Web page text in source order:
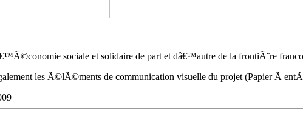
sociale et solidaire de part et dâ€™autre de la frontiÃ¨re
les Ã©lÃ©ments de communication visuelle du projet (Papier Ã